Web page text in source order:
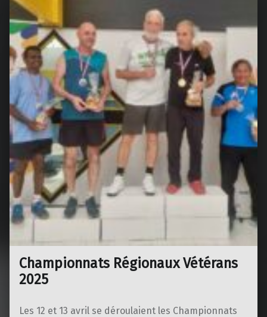
Championnats Régionaux Vétérans
2025
Les 12 et 13 avril se déroulaient les Championnats